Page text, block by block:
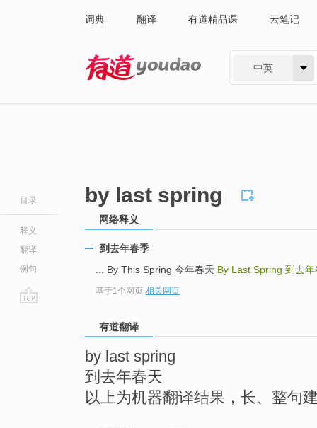
词典 翻译 有道精品课 云笔记
中英
目录
释义
翻译
例句
by last spring
网络释义
到去年春季
... By This Spring 今年春天 By Last Spring 到去年
基于1个网页-相关网页
有道翻译
by last spring
到去年春天
以上为机器翻译结果，长、整句